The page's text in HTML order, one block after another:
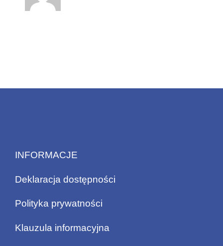
INFORMACJE
Deklaracja dostępności
Polityka prywatności
Klauzula informacyjna